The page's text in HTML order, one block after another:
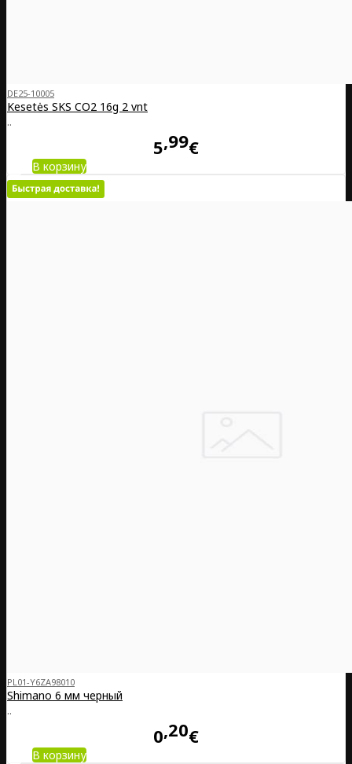
DE25-10005
Kesetės SKS CO2 16g 2 vnt
..
5 99€
В корзину
PL01-Y6ZA98010
Shimano 6 мм черный
..
0 20€
В корзину